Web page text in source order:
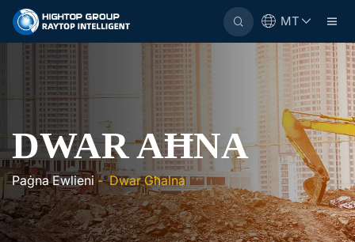
MT
DWAR AĦNA
Paġna Ewlieni -Dwar Għalna